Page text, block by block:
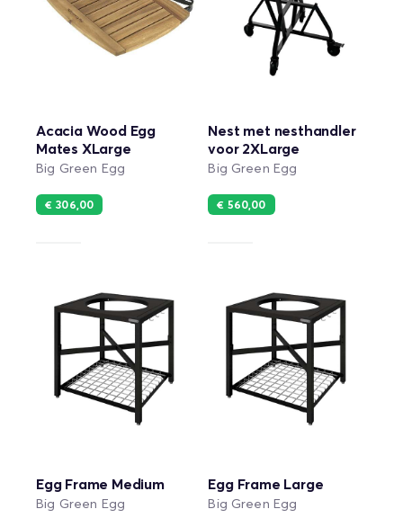
Acacia Wood Egg
Mates XLarge
Big Green Egg
€ 306,00
Nest met nesthandler
voor 2XLarge
Big Green Egg
€ 560,00
Egg Frame Medium
Big Green Egg
Egg Frame Large
Big Green Egg